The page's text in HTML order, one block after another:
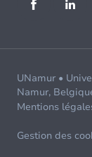
UNamur •
Namur,
Mentions
Gestion des